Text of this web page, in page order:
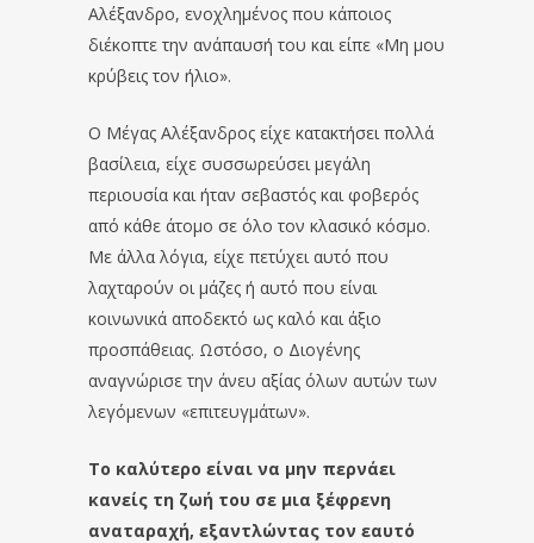
Αλέξανδρο, ενοχλημένος που κάποιος
διέκοπτε την ανάπαυσή του και είπε «Μη μου
κρύβεις τον ήλιο».
Ο Μέγας Αλέξανδρος είχε κατακτήσει πολλά
βασίλεια, είχε συσσωρεύσει μεγάλη
περιουσία και ήταν σεβαστός και φοβερός
από κάθε άτομο σε όλο τον κλασικό κόσμο.
Με άλλα λόγια, είχε πετύχει αυτό που
λαχταρούν οι μάζες ή αυτό που είναι
κοινωνικά αποδεκτό ως καλό και άξιο
προσπάθειας. Ωστόσο, ο Διογένης
αναγνώρισε την άνευ αξίας όλων αυτών των
λεγόμενων «επιτευγμάτων».
Το καλύτερο είναι να μην περνάει
κανείς τη ζωή του σε μια ξέφρενη
αναταραχή, εξαντλώντας τον εαυτό